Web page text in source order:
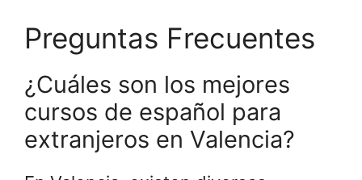
Preguntas Frecuentes
¿Cuáles son los mejores
cursos de español para
extranjeros en Valencia?